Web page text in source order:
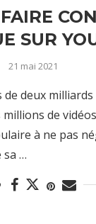
SUR
21 mai 2021
deux milliards
de
à ne pas
sa …